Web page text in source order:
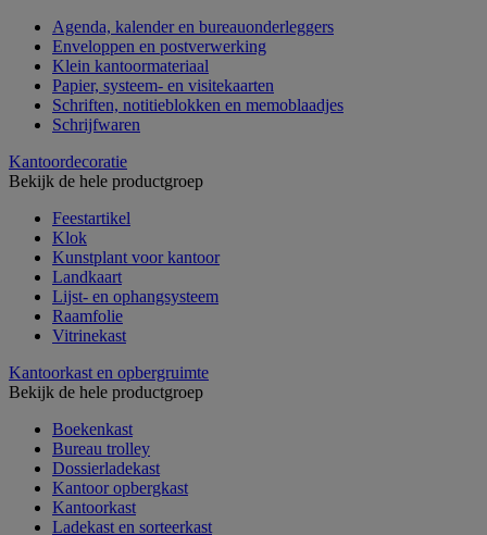
Agenda, kalender en bureauonderleggers
Enveloppen en postverwerking
Klein kantoormateriaal
Papier, systeem- en visitekaarten
Schriften, notitieblokken en memoblaadjes
Schrijfwaren
Kantoordecoratie
Bekijk de hele productgroep
Feestartikel
Klok
Kunstplant voor kantoor
Landkaart
Lijst- en ophangsysteem
Raamfolie
Vitrinekast
Kantoorkast en opbergruimte
Bekijk de hele productgroep
Boekenkast
Bureau trolley
Dossierladekast
Kantoor opbergkast
Kantoorkast
Ladekast en sorteerkast